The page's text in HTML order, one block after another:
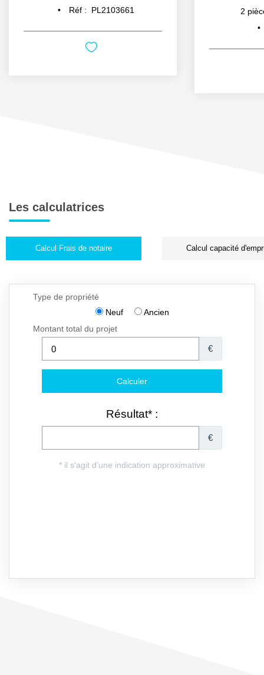
Réf : PL2103661 2
Les calculatrices
Calcul Frais de notaire Calcul capacité